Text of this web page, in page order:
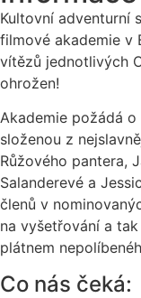
Kultovní adventurní
filmové akademie v
vítězů jednotlivých
ohrožen!
Akademie požádá
složenou z
Růžového pantera,
Salanderevé a
členů v
na vyšetřování a
plátnem
Co nás čeká: